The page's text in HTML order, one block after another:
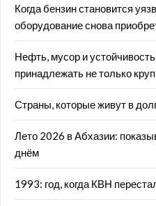
Когда бензин становится
оборудование снова
Нефть, мусор и
принадлежать не только
Страны, которые живут в
Лето 2026 в Абхазии:
днём
1993: год, когда КВН